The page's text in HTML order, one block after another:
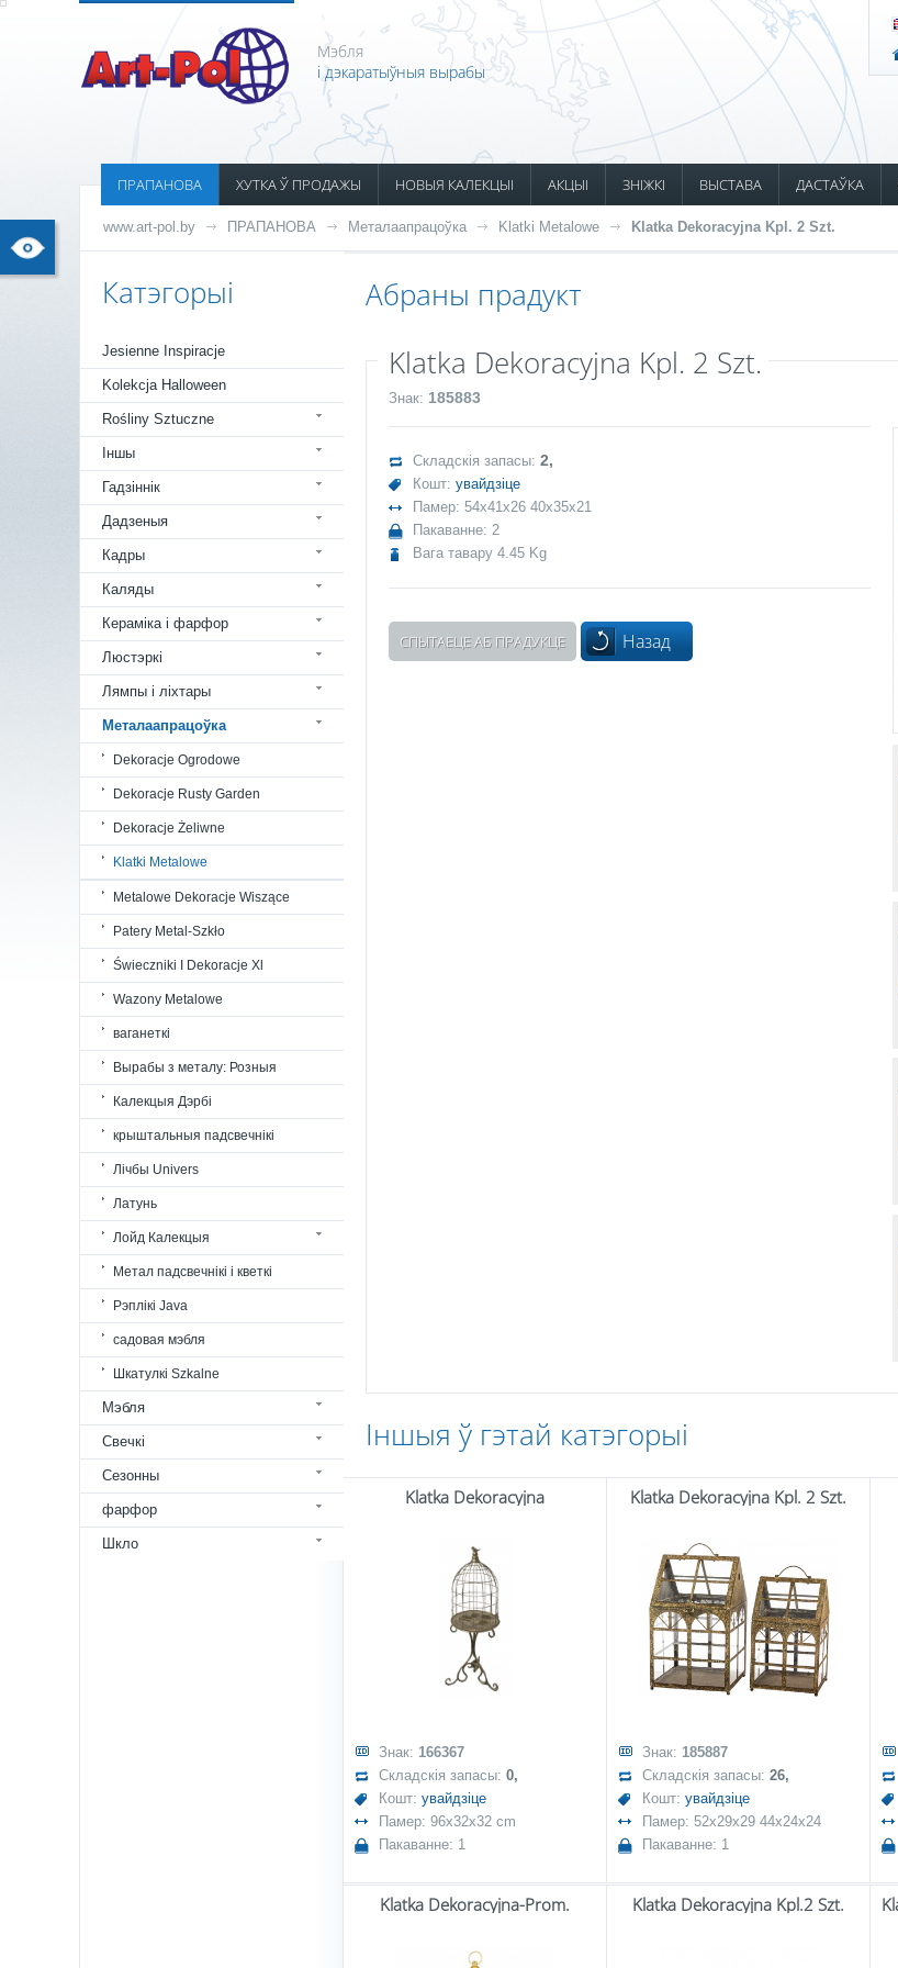
Мэбля
і дэкаратыўныя вырабы
ПРАПАНОВА ХУТКА Ў ПРОДАЖЫ НОВЫЯ КАЛЕКЦЫІ АКЦЫІ ЗНІЖКІ ВЫСТАВА ДАСТАЎКА
www.art-pol.by ПРАПАНОВА Металаапрацоўка Klatki Metalowe Klatka Dekoracyjna Kpl. 2 Szt.
Катэгорыі
Jesienne Inspiracje
Kolekcja Halloween
Rośliny Sztuczne
Іншы
Гадзіннік
Дадзеныя
Кадры
Каляды
Кераміка і фарфор
Люстэркі
Лямпы і ліхтары
Металаапрацоўка
Dekoracje Ogrodowe
Dekoracje Rusty Garden
Dekoracje Żeliwne
Klatki Metalowe
Metalowe Dekoracje Wiszące
Patery Metal-Szkło
Świeczniki I Dekoracje Xl
Wazony Metalowe
ваганеткі
Вырабы з металу: Розныя
Калекцыя Дэрбі
крыштальныя падсвечнікі
Лічбы Univers
Латунь
Лойд Калекцыя
Метал падсвечнікі і кветкі
Рэплікі Java
садовая мэбля
Шкатулкі Szkalne
Мэбля
Свечкі
Сезонны
фарфор
Шкло
Абраны прадукт
Klatka Dekoracyjna Kpl. 2 Szt.
Знак: 185883
Складскія запасы: 2,
Кошт: увайдзіце
Памер: 54x41x26 40x35x21
Пакаванне: 2
Вага тавару 4.45 Kg
СПЫТАЕЦЕ АБ ПРАДУКЦЕ Назад
Іншыя ў гэтай катэгорыі
Klatka Dekoracyjna
Знак: 166367
Складскія запасы: 0,
Кошт: увайдзіце
Памер: 96x32x32 cm
Пакаванне: 1
Klatka Dekoracyjna Kpl. 2 Szt.
Знак: 185887
Складскія запасы: 26,
Кошт: увайдзіце
Памер: 52x29x29 44x24x24
Пакаванне: 1
Klatka Dekoracyjna-Prom. Klatka Dekoracyjna Kpl.2 Szt.